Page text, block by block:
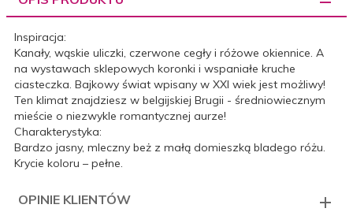
Inspiracja:
Kanały, wąskie uliczki, czerwone cegły i różowe okiennice. A
na wystawach sklepowych koronki i wspaniałe kruche
ciasteczka. Bajkowy świat wpisany w XXI wiek jest możliwy!
Ten klimat znajdziesz w belgijskiej Brugii - średniowiecznym
mieście o niezwykle romantycznej aurze!
Charakterystyka:
Bardzo jasny, mleczny beż z małą domieszką bladego różu.
Krycie koloru – pełne.
OPINIE KLIENTÓW